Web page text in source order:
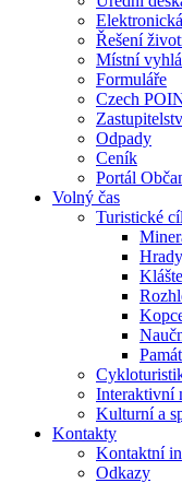
Řešení
Místní
Formuláře
Czech
Odpady
Ceník
Portál
Volný čas
Turistické
Interaktivní
Kulturní a
Kontakty
Kontaktní
Odkazy